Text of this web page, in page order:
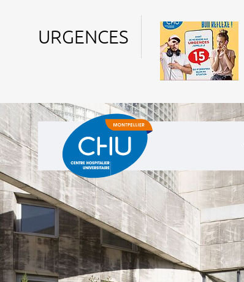
URGENCES